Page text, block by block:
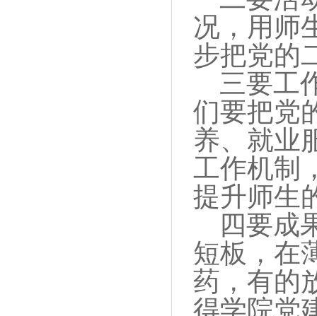
况，用师
步把党的
三要工
们要把党
养、就业
工作机制
提升师生
四要成
短板，在
药，有的
得学院党